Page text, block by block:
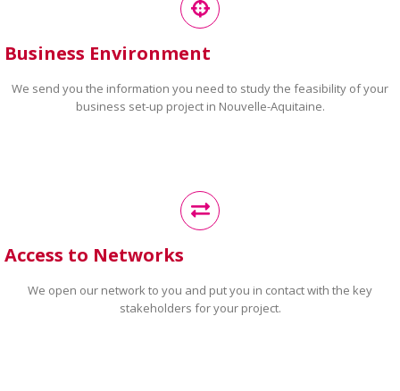
Business Environment
We send you the information you need to study the feasibility of your
business set-up project in Nouvelle-Aquitaine.
Access to Networks
We open our network to you and put you in contact with the key
stakeholders for your project.